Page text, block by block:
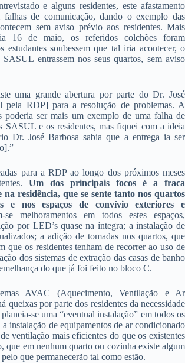
e alguns residentes, este afastamento
falhas de comunicação, dando o exemplo das
sem aviso prévio aos residentes. Mais
16 de maio, os referidos colchões foram
estudantes soubessem que tal iria acontecer, o
entrassem nos seus quartos, sem aviso
uma grande abertura por parte do Dr. José
pela RDP] para a resolução de problemas. A
poderia ser mais um exemplo de uma falha de
SASUL e os residentes, mas fiquei com a ideia
Dr. José Barbosa sabia que a entrega ia ser
para a RDP ao longo dos próximos meses
Um dos principais focos é a fraca
na residência, que se sente tanto nos quartos
e nos espaços de convívio exteriores e
se melhoramentos em todos estes espaços,
por LED’s quase na íntegra; a instalação de
a adição de tomadas nos quartos, que
que os residentes tenham de recorrer ao uso de
dos sistemas de extração das casas de banho
do que já foi feito no bloco C.
AVAC (Aquecimento, Ventilação e Ar
queixas por parte dos residentes da necessidade
se uma “eventual instalação” em todos os
instalação de equipamentos de ar condicionado
ventilação mais eficientes do que os existentes
que em nenhum quarto ou cozinha existe algum
que permanecerão tal como estão.